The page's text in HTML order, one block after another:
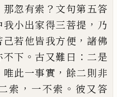
那忽有索 ？ 文句第五答
小出家得三菩提 ， 乃
己若他皆我方便 ， 諸佛
不下 。 古又難曰 ： 二是
唯此一事實 ， 餘二則非
索 ， 一不索 。 彼又答